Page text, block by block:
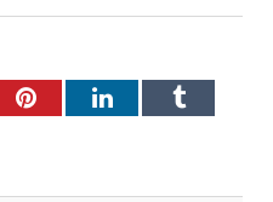
PinterestLinkedInTumblr